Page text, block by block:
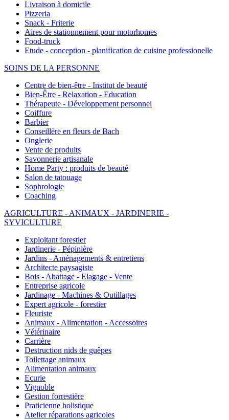
Livraison à domicile
Pizzeria
Snack - Friterie
Aires de stationnement pour motorhomes
Food-truck
Etude - conception - planification de cuisine professionelle
SOINS DE LA PERSONNE
Centre de bien-être - Institut de beauté
Bien-Être - Relaxation - Education
Thérapeute - Développement personnel
Coiffure
Barbier
Conseillère en fleurs de Bach
Onglerie
Vente de produits
Savonnerie artisanale
Home Party : produits de beauté
Salon de tatouage
Sophrologie
Coaching
AGRICULTURE - ANIMAUX - JARDINERIE -
SYVICULTURE
Exploitant forestier
Jardinerie - Pépinière
Jardins - Aménagements & entretiens
Architecte paysagiste
Bois - Abattage - Elagage - Vente
Entreprise agricole
Jardinage - Machines & Outillages
Expert agricole - forestier
Fleuriste
Animaux - Alimentation - Accessoires
Vétérinaire
Carrière
Destruction nids de guêpes
Toilettage animaux
Alimentation animaux
Ecurie
Vignoble
Gestion forrestière
Praticienne holistique
Atelier réparations agricoles